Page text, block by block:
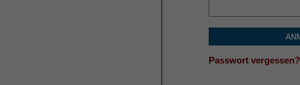
Passwort vergessen?